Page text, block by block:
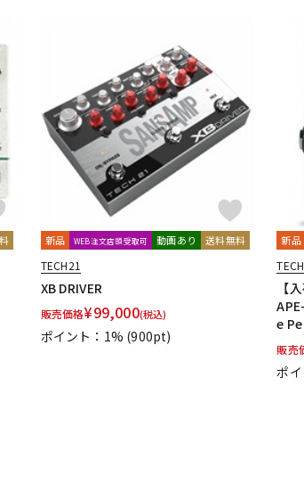
DTM オンラ
イン納品
レコーディン
グ機器
新品 WEB注文店頭受取可 動画あり 送料無料
TECH21
XB DRIVER
販売価格¥99,000(税込)
ポイント：1% (900pt)
新品
【
e
販売
ポ